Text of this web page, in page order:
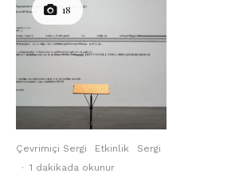
18
Çevrimiçi Sergi Etkinlik
Sergi
· 1 dakikada okunur